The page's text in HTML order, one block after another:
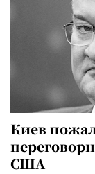
Киев
США